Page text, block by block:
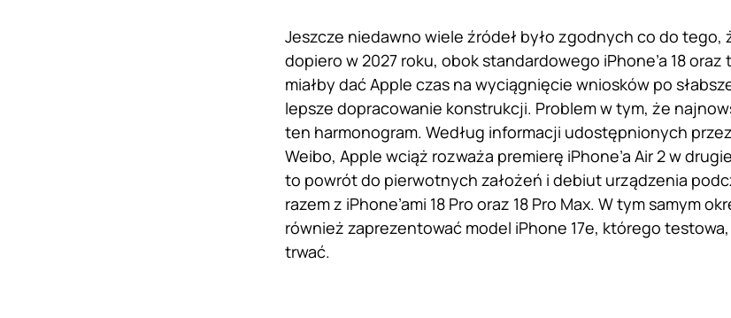
Jeszcze niedawno wiele źródeł było zgodnych co do tego,
dopiero w 2027 roku, obok standardowego iPhone’a 18
miałby dać Apple czas na wyciągnięcie wniosków po
lepsze dopracowanie konstrukcji. Problem w tym, że
ten harmonogram. Według informacji udostępnionych
Weibo, Apple wciąż rozważa premierę iPhone’a Air 2 w
to powrót do pierwotnych założeń i debiut urządzenia
razem z iPhone’ami 18 Pro oraz 18 Pro Max. W tym samym
również zaprezentować model iPhone 17e, którego
trwać.